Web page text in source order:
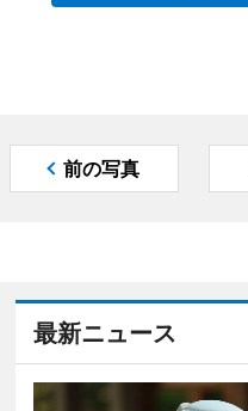
前の写真
最新ニュース